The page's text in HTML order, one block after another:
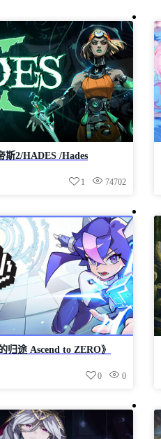
斯2/HADES /Hades
11.0GB
74702
1
归途 Ascend to ZERO》
0
0